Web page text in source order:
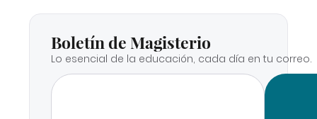
Boletín de Magisterio
Lo esencial de la educación, cada día en tu correo.